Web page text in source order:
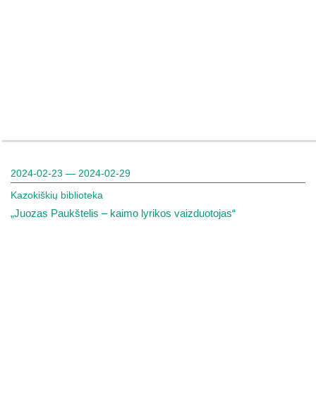
2024-02-23 — 2024-02-29
Kazokiškių biblioteka
„Juozas Paukštelis – kaimo lyrikos vaizduotojas“